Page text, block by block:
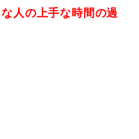
人の上手な時間の過